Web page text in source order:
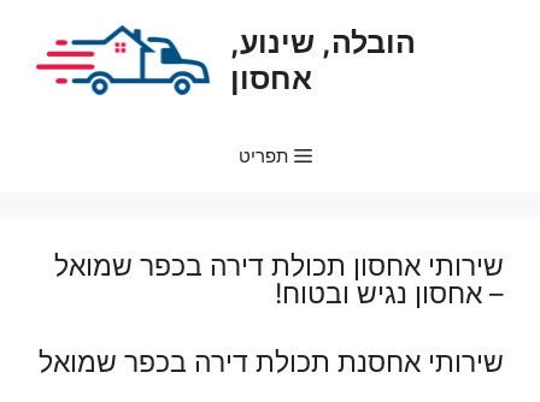
הובלה, שינוע,
אחסון
תפריט
שירותי אחסון תכולת דירה בכפר שמואל
– אחסון נגיש ובטוח!
שירותי אחסנת תכולת דירה בכפר שמואל